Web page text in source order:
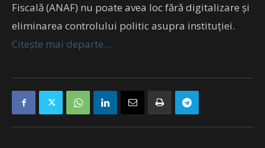
Fiscală (ANAF) nu poate avea loc fără digitalizare și
eliminarea controlului politic asupra instituției.
Citește mai departe…